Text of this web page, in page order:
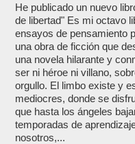
He publicado un nuevo
de libertad" Es mi octavo
ensayos de pensamiento
una obra de ficción que
una novela hilarante y
ser ni héroe ni villano,
orgullo. El limbo existe y
mediocres, donde se
que hasta los ángeles
temporadas de
nosotros,...